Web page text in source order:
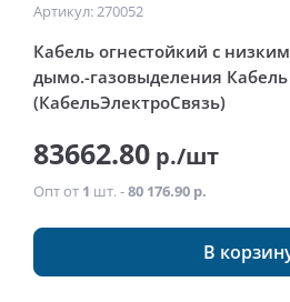
Артикул: 270052
Кабель огнестойкий с
дымо.-газовыделения Кабель
(КабельЭлектроСвязь)
83662.80 р./шт
Опт от 1 шт. -80 176.90 р.
В